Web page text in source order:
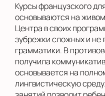
Курсы французского
основываются на
Центра в своих
зубрежки сложных и не
грамматики. В
получила
основывается на
лингвистическую